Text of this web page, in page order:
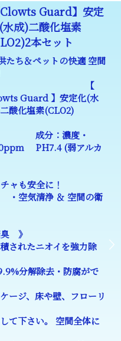
Clowts Guard】安定
成)二酸化塩素
本セット
たち＆ペットの快適 空間
Guard 】安定化(水
酸化塩素(CLO2)
分：濃度・
PH7.4 (弱アルカ
ャも安全に！
空間の衛
》
されたニオイを強力除
分解除去・防腐がで
ージ、床や壁、フローリ
て下さい。 空間全体に